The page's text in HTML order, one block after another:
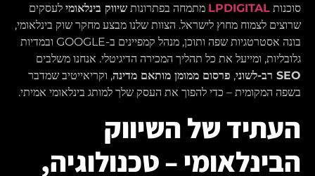
סוכנות LPDIGITAL מתמחה בפתרונות שיווק בינלאומי לעסקים
שרוצים לצמוח מחוץ לישראל. הצוות שלנו מבצע מחקר שוק בינלאומי,
בונה אסטרטגיות שפה ותוכן, מנהל קמפיינים ב-GOOGLE ובמדיות
גלובליות, ומייעל את כל תהליך המכירה הדיגיטלי. אנחנו משלבים
SEO רב-לשוני
, פרסום ממומן מותאם מדינה, וקריאייטיב שמדבר
בשפה המקומית – כדי להפוך את העסק שלך למותג בינלאומי אמיתי.
העתיד של השיווק
הבינלאומי – טכנולוגיה,